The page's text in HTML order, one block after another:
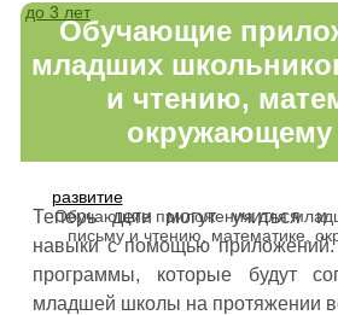
до 3 лет
развитие
Обучающие приложения для
письму и чтению, математике,
Обучающие
младших
и чтению,
Теперь дети могут учиться и
навыки с помощью приложений.
программы, которые будут
младшей школы на протяжении